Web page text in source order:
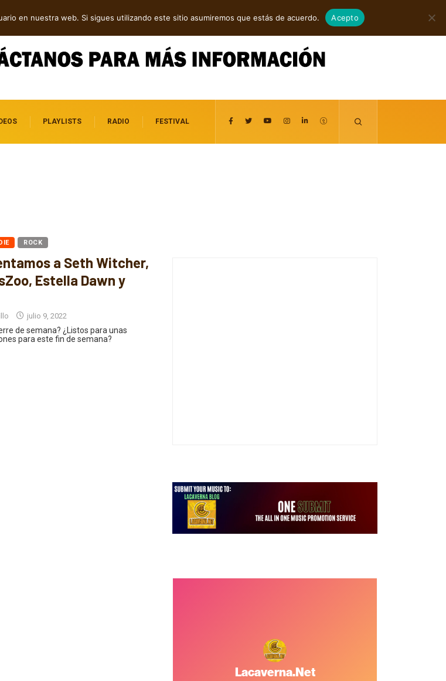
agosto 8, 2026
PLAYLISTS RADIO FESTIVAL
ROCK
a Seth Witcher,
Estella Dawn y
julio 9, 2022
de semana? ¿Listos para unas
para este fin de semana?
en nuestra web. Si sigues utilizando este sitio asumiremos que estás de acuerdo. Acepto